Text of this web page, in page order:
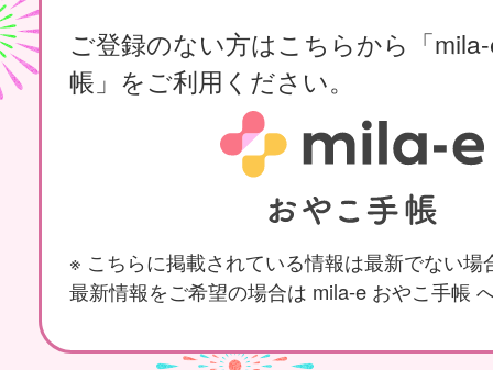
ご登録のない方はこちらから「
帳」をご利用ください。
※ こちらに掲載されている情報は最新でない場
最新情報をご希望の場合は mila-e おやこ手帳